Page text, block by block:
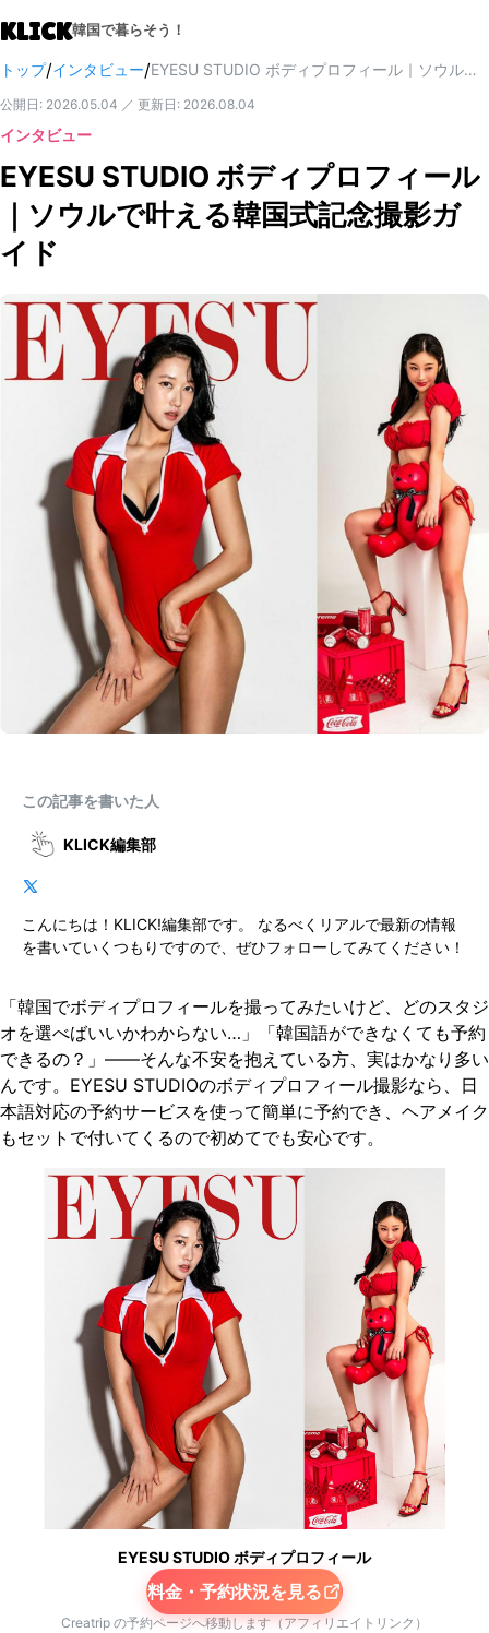
KLICK韓国で暮らそう！
トップ/インタビュー/ EYESU STUDIO ボディプロフィール｜ソウルで叶える韓国式記念撮影ガイド
公開日 : 2026.05.04 ／ 更新日 : 2026.08.04
インタビュー
EYESU STUDIO ボディプロフィール
｜ソウルで叶える韓国式記念撮影ガ
イド
この記事を書いた人
KLICK編集部
こんにちは！KLICK!編集部です。 なるべくリアルで最新の情報
を書いていくつもりですので、ぜひフォローしてみてください！
「韓国でボディプロフィールを撮ってみたいけど、どのスタジ
オを選べばいいかわからない…」「韓国語ができなくても予約
できるの？」——そんな不安を抱えている方、実はかなり多い
んです。EYESU STUDIOのボディプロフィール撮影なら、日
本語対応の予約サービスを使って簡単に予約でき、ヘアメイク
もセットで付いてくるので初めてでも安心です。
EYESU STUDIO ボディプロフィール
料金・予約状況を見る
Creatrip の予約ページへ移動します（アフィリエイトリンク）